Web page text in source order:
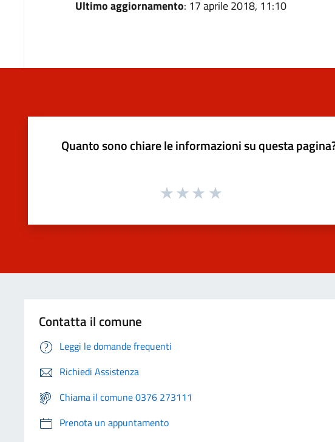
Ultimo aggiornamento: 17 aprile 2018, 11:10
Quanto sono chiare le informazioni su questa
Contatta il comune
Leggi le domande frequenti
Richiedi Assistenza
Chiama il comune 0376 273111
Prenota un appuntamento